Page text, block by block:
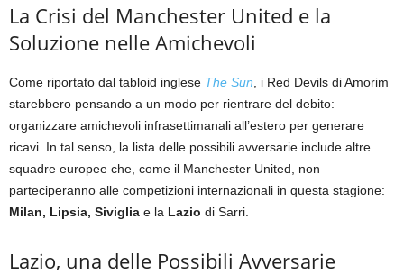
La Crisi del Manchester United e la
Soluzione nelle Amichevoli
Come riportato dal tabloid inglese The Sun , i Red Devils di Amorim
starebbero pensando a un modo per rientrare del debito:
organizzare amichevoli infrasettimanali all’estero per generare
ricavi. In tal senso, la lista delle possibili avversarie include altre
squadre europee che, come il Manchester United, non
parteciperanno alle competizioni internazionali in questa stagione:
Milan, Lipsia, Siviglia e la Lazio di Sarri.
Lazio, una delle Possibili Avversarie